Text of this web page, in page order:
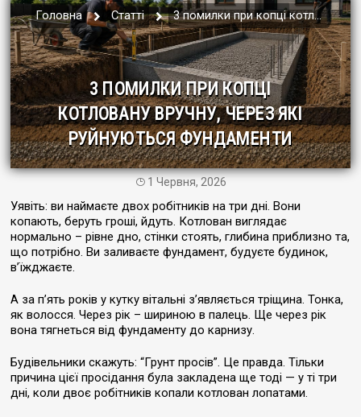
Головна Статті 3 помилки при копці котловану вручн...
3 ПОМИЛКИ ПРИ КОПЦІ
КОТЛОВАНУ ВРУЧНУ, ЧЕРЕЗ ЯКІ
РУЙНУЮТЬСЯ ФУНДАМЕНТИ
1 Червня, 2026
Уявіть: ви наймаєте двох робітників на три дні. Вони
копають, беруть гроші, йдуть. Котлован виглядає
нормально – рівне дно, стінки стоять, глибина приблизно та,
що потрібно. Ви заливаєте фундамент, будуєте будинок,
в’їжджаєте.
А за п’ять років у кутку вітальні з’являється тріщина. Тонка,
як волосся. Через рік – шириною в палець. Ще через рік
вона тягнеться від фундаменту до карнизу.
Будівельники скажуть: “Грунт просів”. Це правда. Тільки
причина цієї просідання була закладена ще тоді — у ті три
дні, коли двоє робітників копали котлован лопатами.